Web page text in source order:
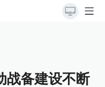
战备建设不断